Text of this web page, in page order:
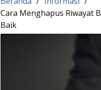
Cara Menghapus Riwayat
Baik